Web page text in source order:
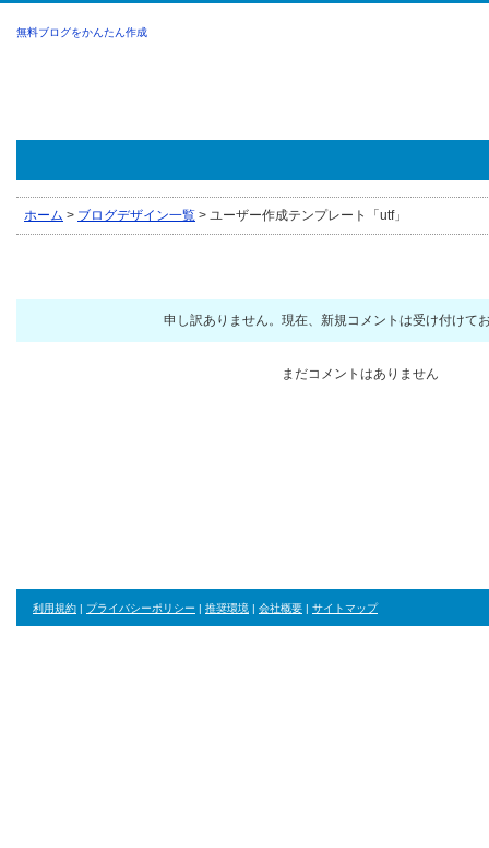
無料ブログをかんたん作成
ホーム > ブログデザイン一覧 > ユーザー作成テンプレート「utf」
申し訳ありません。現在、新規コメントは受け付けて
まだコメントはありません
利用規約 | プライバシーポリシー | 推奨環境 | 会社概要 | サイトマップ